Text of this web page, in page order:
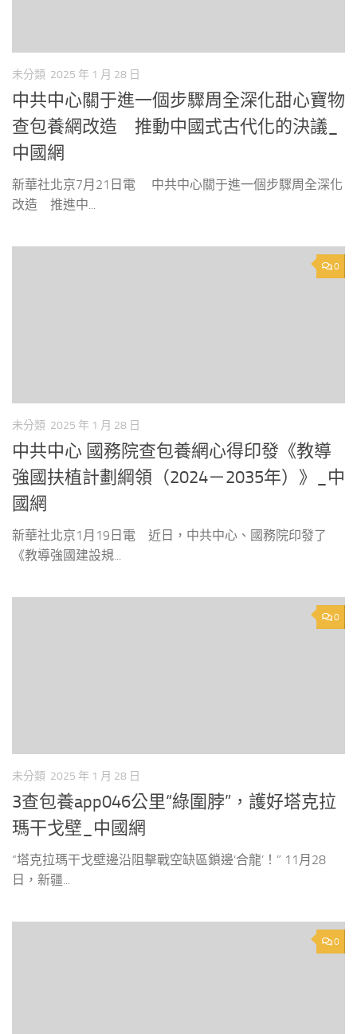
未分類 2025 年 1 月 28 日
中共中心關于進一個步驟周全深化甜心寶物
查包養網改造 推動中國式古代化的決議_
中國網
新華社北京7月21日電 中共中心關于進一個步驟周全深化
改造 推進中...
0
未分類 2025 年 1 月 28 日
中共中心 國務院查包養網心得印發《教導
強國扶植計劃綱領（2024－2035年）》_中
國網
新華社北京1月19日電 近日，中共中心、國務院印發了
《教導強國建設規...
0
未分類 2025 年 1 月 28 日
3查包養app046公里“綠圍脖”，護好塔克拉
瑪干戈壁_中國網
“塔克拉瑪干戈壁邊沿阻擊戰空缺區鎖邊‘合龍’！” 11月28
日，新疆...
0